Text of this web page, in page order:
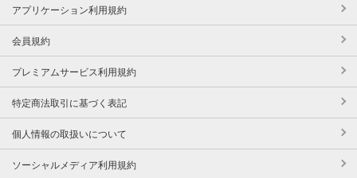
アプリケーション利用規約
会員規約
プレミアムサービス利用規約
特定商法取引に基づく表記
個人情報の取扱いについて
ソーシャルメディア利用規約